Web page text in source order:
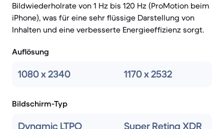
Bildwiederholrate von 1 Hz bis 120 Hz (ProMotion beim
iPhone), was für eine sehr flüssige Darstellung von
Inhalten und eine verbesserte Energieeffizienz sorgt.
Auflösung
1080 x 2340 1170 x 2532
Bildschirm-Typ
Dynamic LTPO Super Retina XDR